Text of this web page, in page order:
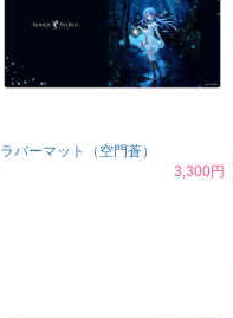
ラバーマット（空門蒼）
3,300円